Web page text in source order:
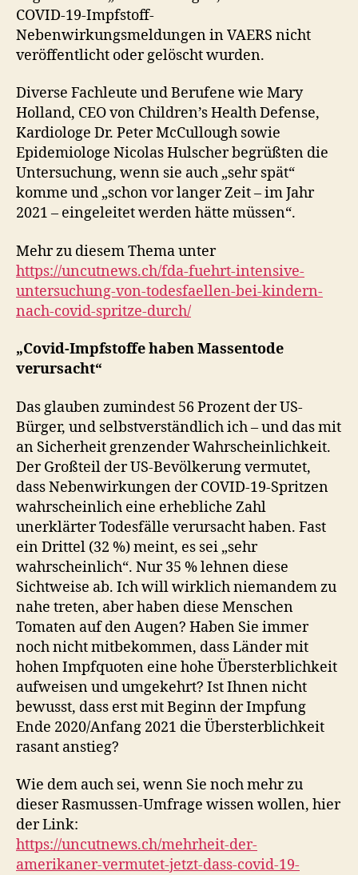
COVID-19-Impfstoff-
Nebenwirkungsmeldungen in VAERS nicht
veröffentlicht oder gelöscht wurden.
Diverse Fachleute und Berufene wie Mary
Holland, CEO von Children’s Health Defense,
Kardiologe Dr. Peter McCullough sowie
Epidemiologe Nicolas Hulscher begrüßten die
Untersuchung, wenn sie auch „sehr spät“
komme und „schon vor langer Zeit – im Jahr
2021 – eingeleitet werden hätte müssen“.
Mehr zu diesem Thema unter
https://uncutnews.ch/fda-fuehrt-intensive-
untersuchung-von-todesfaellen-bei-kindern-
nach-covid-spritze-durch/
„Covid-Impfstoffe haben Massentode
verursacht“
Das glauben zumindest 56 Prozent der US-
Bürger, und selbstverständlich ich – und das mit
an Sicherheit grenzender Wahrscheinlichkeit.
Der Großteil der US-Bevölkerung vermutet,
dass Nebenwirkungen der COVID-19-Spritzen
wahrscheinlich eine erhebliche Zahl
unerklärter Todesfälle verursacht haben. Fast
ein Drittel (32 %) meint, es sei „sehr
wahrscheinlich“. Nur 35 % lehnen diese
Sichtweise ab. Ich will wirklich niemandem zu
nahe treten, aber haben diese Menschen
Tomaten auf den Augen? Haben Sie immer
noch nicht mitbekommen, dass Länder mit
hohen Impfquoten eine hohe Übersterblichkeit
aufweisen und umgekehrt? Ist Ihnen nicht
bewusst, dass erst mit Beginn der Impfung
Ende 2020/Anfang 2021 die Übersterblichkeit
rasant anstieg?
Wie dem auch sei, wenn Sie noch mehr zu
dieser Rasmussen-Umfrage wissen wollen, hier
der Link:
https://uncutnews.ch/mehrheit-der-
amerikaner-vermutet-jetzt-dass-covid-19-